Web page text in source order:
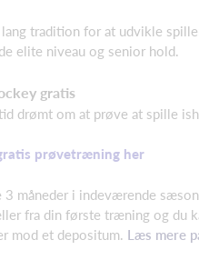
tradition for at udvikle
elite niveau og senior hold.
gratis
drømt om at prøve at spille
prøvetræning her
3 måneder i indeværende
fra din første træning og du
mod et depositum. Læs mere